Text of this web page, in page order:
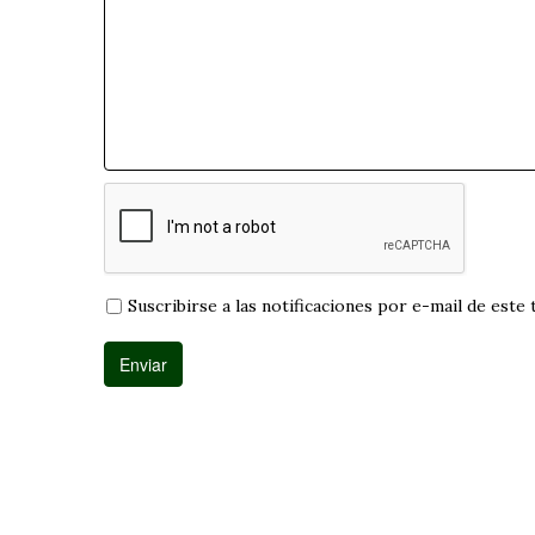
Suscribirse a las notificaciones por e-mail de este